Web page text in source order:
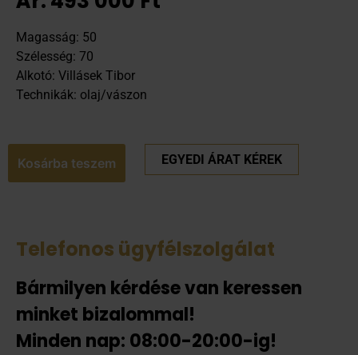
Magasság: 50
Szélesség: 70
Alkotó: Villásek Tibor
Technikák: olaj/vászon
Kosárba teszem EGYEDI ÁRAT KÉREK
Telefonos ügyfélszolgálat
Bármilyen kérdése van keressen
minket bizalommal!
Minden nap: 08:00-20:00-ig!